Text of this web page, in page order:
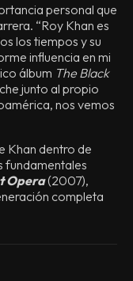
personal que
“Roy Khan es
los tiempos y su
influencia en mi
álbum The Black
junto al propio
nos vemos
Khan dentro de
fundamentales
Opera(2007),
completa